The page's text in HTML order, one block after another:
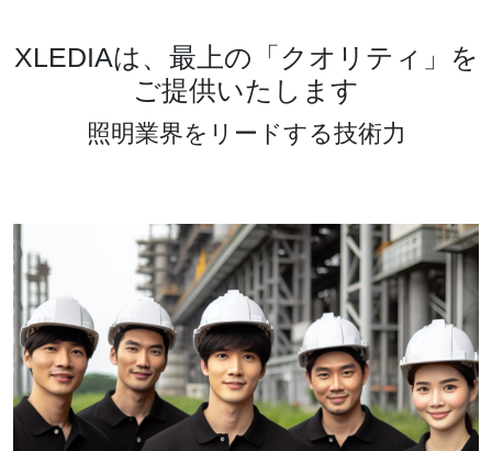
XLEDIAは、最上の「クオリティ」を
ご提供いたします
照明業界をリードする技術力